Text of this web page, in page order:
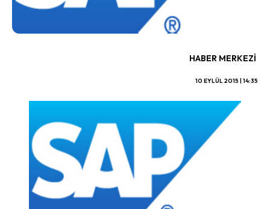
HABER MERKEZI
10 EYLÜL 2015 | 14:35